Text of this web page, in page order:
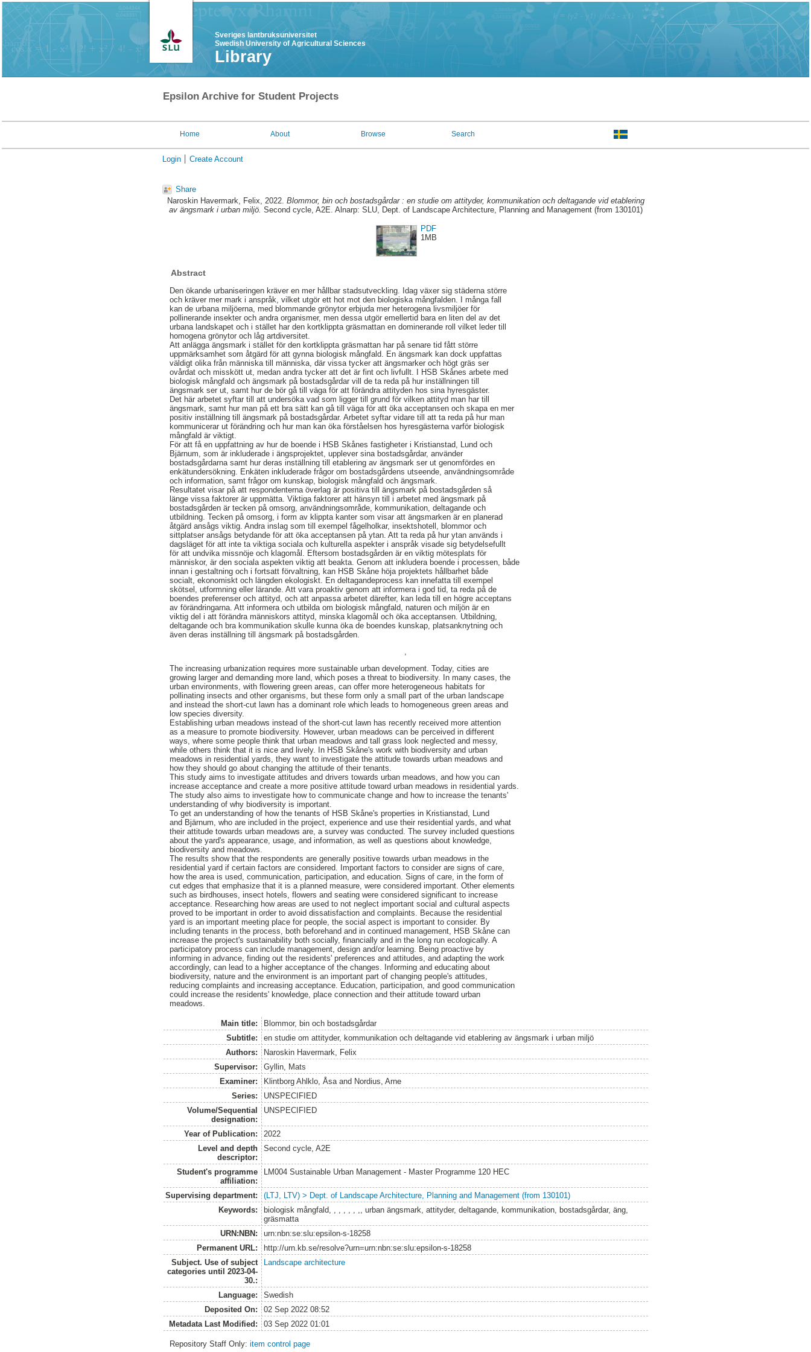
Sveriges lantbruksuniversitet
Swedish University of Agricultural Sciences
Library
Epsilon Archive for Student Projects
Home About Browse Search
Login Create Account
Share
Naroskin Havermark, Felix, 2022. Blommor, bin och bostadsgårdar : en studie om attityder, kommunikation och deltagande vid etablering
av ängsmark i urban miljö. Second cycle, A2E. Alnarp: SLU, Dept. of Landscape Architecture, Planning and Management (from 130101)
PDF
1MB
Abstract
Den ökande urbaniseringen kräver en mer hållbar stadsutveckling. Idag växer sig städerna större
och kräver mer mark i anspråk, vilket utgör ett hot mot den biologiska mångfalden. I många fall
kan de urbana miljöerna, med blommande grönytor erbjuda mer heterogena livsmiljöer för
pollinerande insekter och andra organismer, men dessa utgör emellertid bara en liten del av det
urbana landskapet och i stället har den kortklippta gräsmattan en dominerande roll vilket leder till
homogena grönytor och låg artdiversitet.
Att anlägga ängsmark i stället för den kortklippta gräsmattan har på senare tid fått större
uppmärksamhet som åtgärd för att gynna biologisk mångfald. En ängsmark kan dock uppfattas
väldigt olika från människa till människa, där vissa tycker att ängsmarker och högt gräs ser
ovårdat och misskött ut, medan andra tycker att det är fint och livfullt. I HSB Skånes arbete med
biologisk mångfald och ängsmark på bostadsgårdar vill de ta reda på hur inställningen till
ängsmark ser ut, samt hur de bör gå till väga för att förändra attityden hos sina hyresgäster.
Det här arbetet syftar till att undersöka vad som ligger till grund för vilken attityd man har till
ängsmark, samt hur man på ett bra sätt kan gå till väga för att öka acceptansen och skapa en mer
positiv inställning till ängsmark på bostadsgårdar. Arbetet syftar vidare till att ta reda på hur man
kommunicerar ut förändring och hur man kan öka förståelsen hos hyresgästerna varför biologisk
mångfald är viktigt.
För att få en uppfattning av hur de boende i HSB Skånes fastigheter i Kristianstad, Lund och
Bjärnum, som är inkluderade i ängsprojektet, upplever sina bostadsgårdar, använder
bostadsgårdarna samt hur deras inställning till etablering av ängsmark ser ut genomfördes en
enkätundersökning. Enkäten inkluderade frågor om bostadsgårdens utseende, användningsområde
och information, samt frågor om kunskap, biologisk mångfald och ängsmark.
Resultatet visar på att respondenterna överlag är positiva till ängsmark på bostadsgården så
länge vissa faktorer är uppmätta. Viktiga faktorer att hänsyn till i arbetet med ängsmark på
bostadsgården är tecken på omsorg, användningsområde, kommunikation, deltagande och
utbildning. Tecken på omsorg, i form av klippta kanter som visar att ängsmarken är en planerad
åtgärd ansågs viktig. Andra inslag som till exempel fågelholkar, insektshotell, blommor och
sittplatser ansågs betydande för att öka acceptansen på ytan. Att ta reda på hur ytan används i
dagsläget för att inte ta viktiga sociala och kulturella aspekter i anspråk visade sig betydelsefullt
för att undvika missnöje och klagomål. Eftersom bostadsgården är en viktig mötesplats för
människor, är den sociala aspekten viktig att beakta. Genom att inkludera boende i processen, både
innan i gestaltning och i fortsatt förvaltning, kan HSB Skåne höja projektets hållbarhet både
socialt, ekonomiskt och längden ekologiskt. En deltagandeprocess kan innefatta till exempel
skötsel, utformning eller lärande. Att vara proaktiv genom att informera i god tid, ta reda på de
boendes preferenser och attityd, och att anpassa arbetet därefter, kan leda till en högre acceptans
av förändringarna. Att informera och utbilda om biologisk mångfald, naturen och miljön är en
viktig del i att förändra människors attityd, minska klagomål och öka acceptansen. Utbildning,
deltagande och bra kommunikation skulle kunna öka de boendes kunskap, platsanknytning och
även deras inställning till ängsmark på bostadsgården.
The increasing urbanization requires more sustainable urban development. Today, cities are
growing larger and demanding more land, which poses a threat to biodiversity. In many cases, the
urban environments, with flowering green areas, can offer more heterogeneous habitats for
pollinating insects and other organisms, but these form only a small part of the urban landscape
and instead the short-cut lawn has a dominant role which leads to homogeneous green areas and
low species diversity.
Establishing urban meadows instead of the short-cut lawn has recently received more attention
as a measure to promote biodiversity. However, urban meadows can be perceived in different
ways, where some people think that urban meadows and tall grass look neglected and messy,
while others think that it is nice and lively. In HSB Skåne's work with biodiversity and urban
meadows in residential yards, they want to investigate the attitude towards urban meadows and
how they should go about changing the attitude of their tenants.
This study aims to investigate attitudes and drivers towards urban meadows, and how you can
increase acceptance and create a more positive attitude toward urban meadows in residential yards.
The study also aims to investigate how to communicate change and how to increase the tenants'
understanding of why biodiversity is important.
To get an understanding of how the tenants of HSB Skåne's properties in Kristianstad, Lund
and Bjärnum, who are included in the project, experience and use their residential yards, and what
their attitude towards urban meadows are, a survey was conducted. The survey included questions
about the yard's appearance, usage, and information, as well as questions about knowledge,
biodiversity and meadows.
The results show that the respondents are generally positive towards urban meadows in the
residential yard if certain factors are considered. Important factors to consider are signs of care,
how the area is used, communication, participation, and education. Signs of care, in the form of
cut edges that emphasize that it is a planned measure, were considered important. Other elements
such as birdhouses, insect hotels, flowers and seating were considered significant to increase
acceptance. Researching how areas are used to not neglect important social and cultural aspects
proved to be important in order to avoid dissatisfaction and complaints. Because the residential
yard is an important meeting place for people, the social aspect is important to consider. By
including tenants in the process, both beforehand and in continued management, HSB Skåne can
increase the project's sustainability both socially, financially and in the long run ecologically. A
participatory process can include management, design and/or learning. Being proactive by
informing in advance, finding out the residents' preferences and attitudes, and adapting the work
accordingly, can lead to a higher acceptance of the changes. Informing and educating about
biodiversity, nature and the environment is an important part of changing people's attitudes,
reducing complaints and increasing acceptance. Education, participation, and good communication
could increase the residents' knowledge, place connection and their attitude toward urban
meadows.
Main title:
Blommor, bin och bostadsgårdar
Subtitle:
en studie om attityder, kommunikation och deltagande vid etablering av ängsmark i urban miljö
Authors:
Naroskin Havermark, Felix
Supervisor:
Gyllin, Mats
Examiner:
Klintborg Ahlklo, Åsaand Nordius, Arne
Series:
UNSPECIFIED
Volume/Sequential
designation:
UNSPECIFIED
Year of Publication:
2022
Level and depth
descriptor:
Second cycle, A2E
Student's programme
affiliation:
LM004 Sustainable Urban Management - Master Programme 120 HEC
Supervising department:
(LTJ, LTV) > Dept. of Landscape Architecture, Planning and Management (from 130101)
Keywords:
biologisk mångfald, , , , , , ,, urban ängsmark, attityder, deltagande, kommunikation, bostadsgårdar, äng,
gräsmatta
URN:NBN:
urn:nbn:se:slu:epsilon-s-18258
Permanent URL:
http://urn.kb.se/resolve?urn=urn:nbn:se:slu:epsilon-s-18258
Subject. Use of subject
categories until 2023-04-
30.:
Landscape architecture
Language:
Swedish
Deposited On:
02 Sep 2022 08:52
Metadata Last Modified:
03 Sep 2022 01:01
Repository Staff Only:item control page